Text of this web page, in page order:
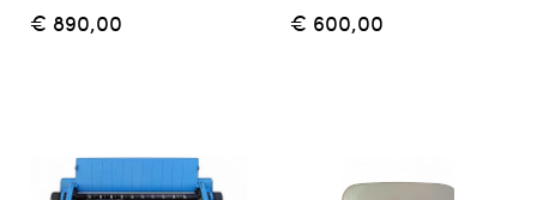
€ 890,00 € 600,00